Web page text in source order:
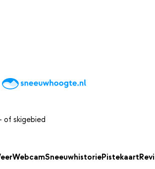
WintersportweerKaarten
WebcamSneeuwhistoriePistekaart